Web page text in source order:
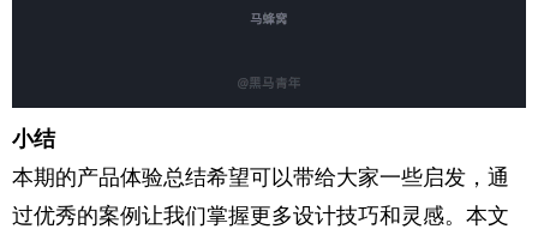
小结
本期的产品体验总结希望可以带给大家一些启发，通
过优秀的案例让我们掌握更多设计技巧和灵感。本文